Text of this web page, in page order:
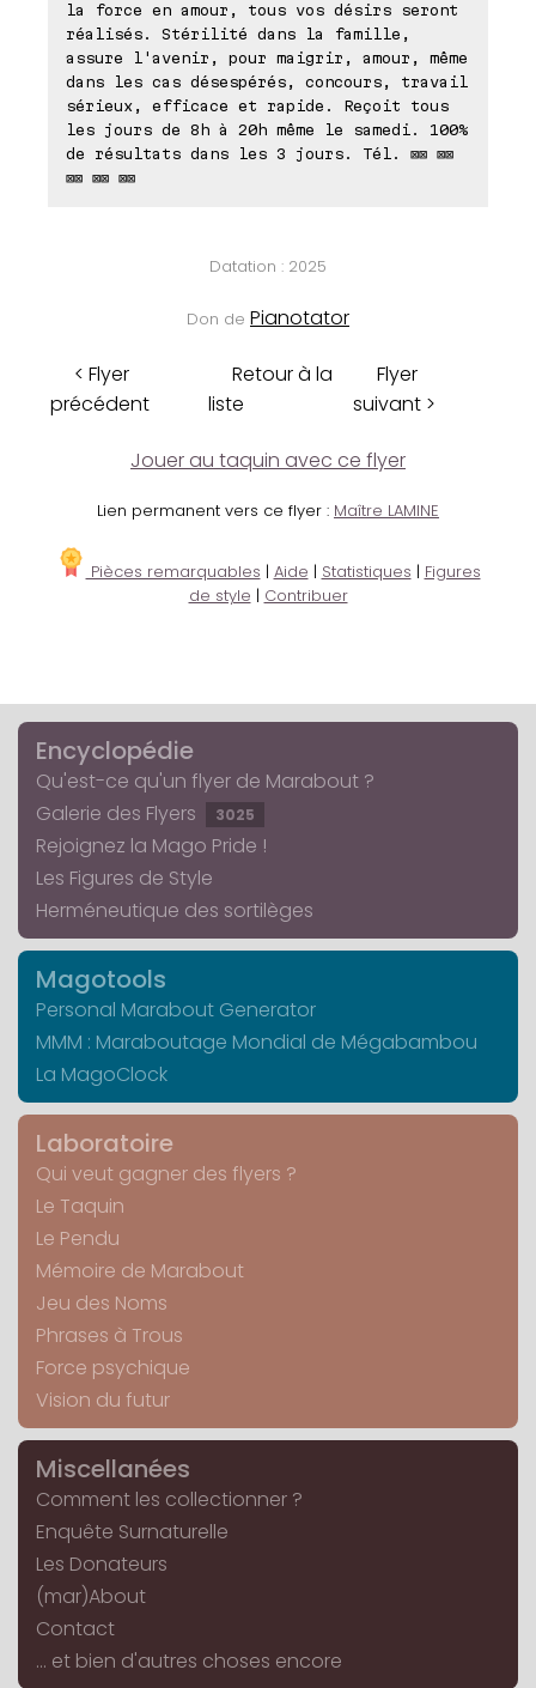
la force en amour, tous vos désirs seront
réalisés. Stérilité dans la famille,
assure l'avenir, pour maigrir, amour, même
dans les cas désespérés, concours, travail
sérieux, efficace et rapide. Reçoit tous
les jours de 8h à 20h même le samedi. 100%
de résultats dans les 3 jours. Tél. ⊠⊠ ⊠⊠
⊠⊠ ⊠⊠ ⊠⊠
Datation : 2025
Don de Pianotator
< Flyer
précédent
Retour à la
liste
Flyer
suivant >
Jouer au taquin avec ce flyer
Lien permanent vers ce flyer : Maître LAMINE
Pièces remarquables | Aide | Statistiques | Figures
de style | Contribuer
Encyclopédie
Qu'est-ce qu'un flyer de Marabout ?
Galerie des Flyers
3025
Rejoignez la Mago Pride !
Les Figures de Style
Herméneutique des sortilèges
Magotools
Personal Marabout Generator
MMM : Maraboutage Mondial de Mégabambou
La MagoClock
Laboratoire
Qui veut gagner des flyers ?
Le Taquin
Le Pendu
Mémoire de Marabout
Jeu des Noms
Phrases à Trous
Force psychique
Vision du futur
Miscellanées
Comment les collectionner ?
Enquête Surnaturelle
Les Donateurs
(mar)About
Contact
... et bien d'autres choses encore